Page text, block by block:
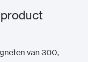
van 300,